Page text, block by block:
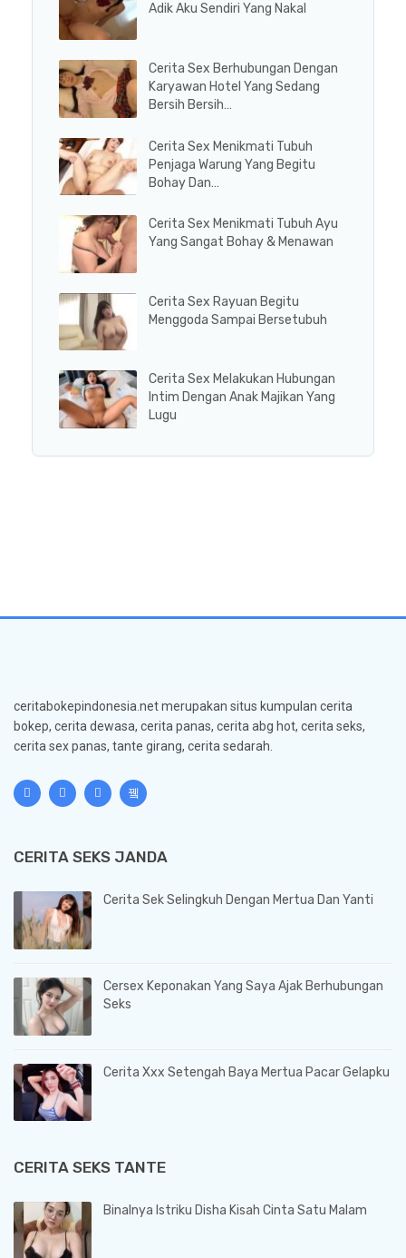
Adik Aku Sendiri Yang Nakal
Cerita Sex Berhubungan Dengan
Karyawan Hotel Yang Sedang
Bersih Bersih…
Cerita Sex Menikmati Tubuh
Penjaga Warung Yang Begitu
Bohay Dan…
Cerita Sex Menikmati Tubuh Ayu
Yang Sangat Bohay & Menawan
Cerita Sex Rayuan Begitu
Menggoda Sampai Bersetubuh
Cerita Sex Melakukan Hubungan
Intim Dengan Anak Majikan Yang
Lugu
ceritabokepindonesia.net merupakan situs kumpulan cerita
bokep, cerita dewasa, cerita panas, cerita abg hot, cerita seks,
cerita sex panas, tante girang, cerita sedarah.
CERITA SEKS JANDA
Cerita Sek Selingkuh Dengan Mertua Dan Yanti
Cersex Keponakan Yang Saya Ajak Berhubungan
Seks
Cerita Xxx Setengah Baya Mertua Pacar Gelapku
CERITA SEKS TANTE
Binalnya Istriku Disha Kisah Cinta Satu Malam